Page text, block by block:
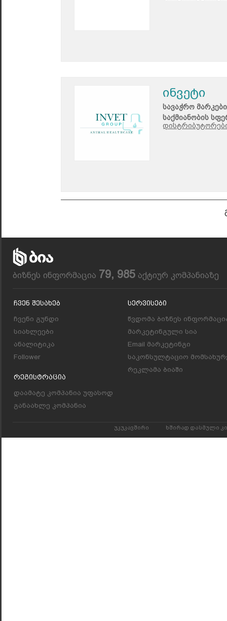
ინვეტი
სავაჭრო
საქმიანობის
ბიზნეს ინფორმაცია 79, 985 აქტიურ კომპანიაზე
Ჩვენ Შესახებ
ჩვენი გუნდი
სიახლეები
ანალიტიკა
Follower
Რეგისტრაცია
დაამატე კომპანია უფასოდ
განაახლე კომპანია
Სერვისები
წვდომა ბიზნეს
მარკეტინგული სია
Email მარკეტინგი
საკონსულტაციო
რეკლამა ბიაში
უკუკავშირი ხშირად დასმული